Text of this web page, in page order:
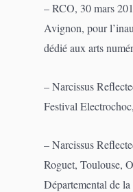
– RCO, 30 mars
Avignon, pour
dédié aux arts
– Narcissus
Festival
– Narcissus
Roguet, Toulouse,
Départemental de